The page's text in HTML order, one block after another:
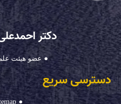
دکتر
عضو هیئت
دسترسی سریع